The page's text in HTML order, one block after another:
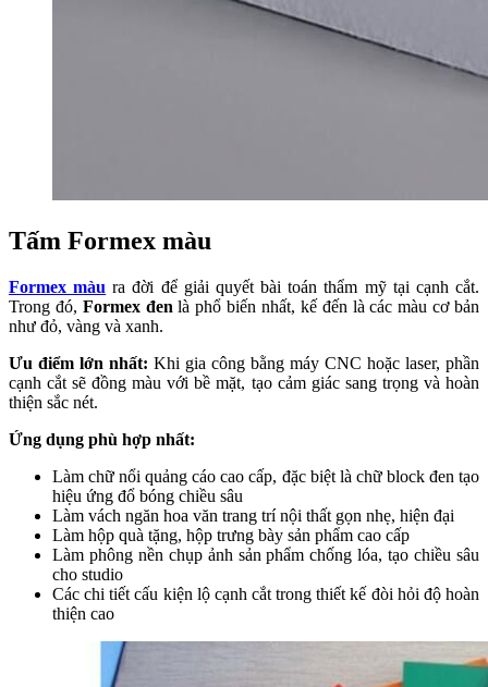
Tấm Formex màu
Formex màu ra đời để giải quyết bài toán thẩm mỹ tại cạnh cắt.
Trong đó, Formex đen là phổ biến nhất, kế đến là các màu cơ bản
như đỏ, vàng và xanh.
Ưu điểm lớn nhất: Khi gia công bằng máy CNC hoặc laser, phần
cạnh cắt sẽ đồng màu với bề mặt, tạo cảm giác sang trọng và hoàn
thiện sắc nét.
Ứng dụng phù hợp nhất:
Làm chữ nổi quảng cáo cao cấp, đặc biệt là chữ block đen tạo
hiệu ứng đổ bóng chiều sâu
Làm vách ngăn hoa văn trang trí nội thất gọn nhẹ, hiện đại
Làm hộp quà tặng, hộp trưng bày sản phẩm cao cấp
Làm phông nền chụp ảnh sản phẩm chống lóa, tạo chiều sâu
cho studio
Các chi tiết cấu kiện lộ cạnh cắt trong thiết kế đòi hỏi độ hoàn
thiện cao